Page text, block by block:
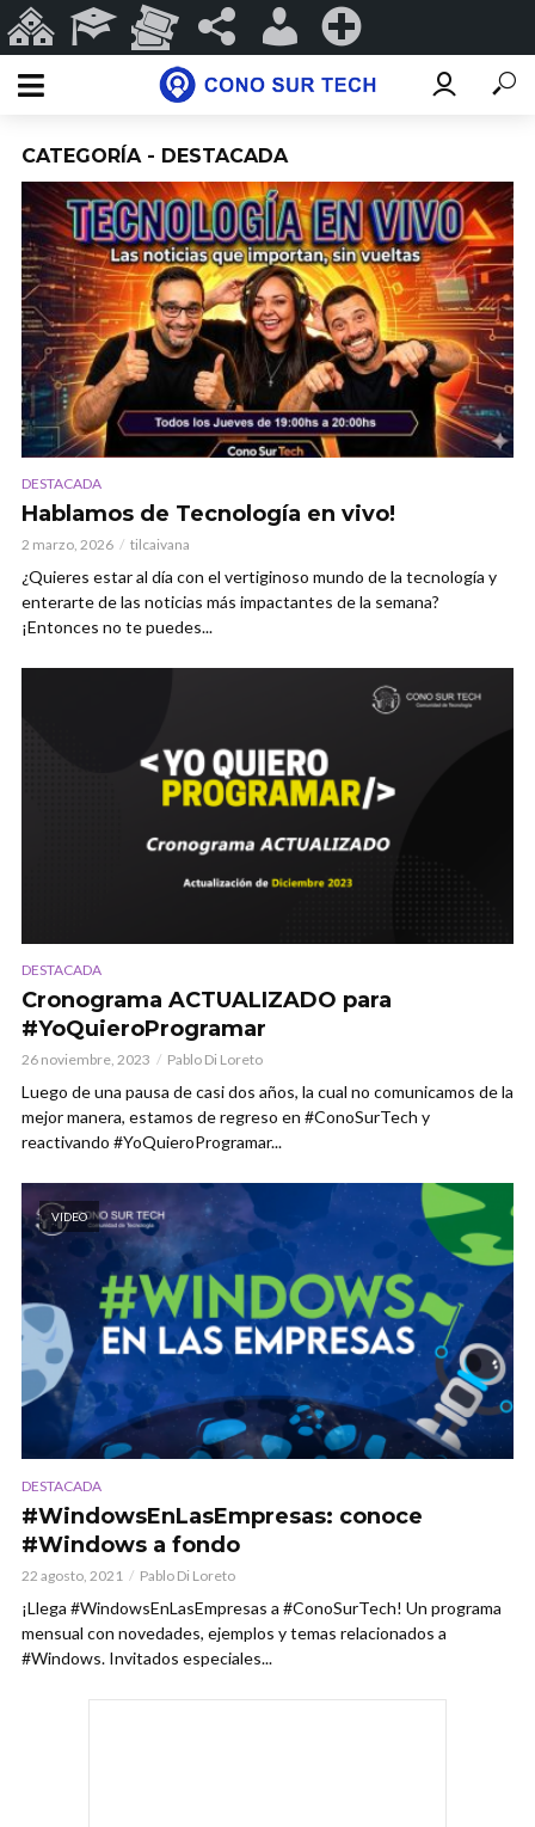
CATEGORÍA - DESTACADA
DESTACADA
Hablamos de Tecnología en vivo!
2 marzo, 2026 tilcaivana
¿Quieres estar al día con el vertiginoso mundo de la tecnología y
enterarte de las noticias más impactantes de la semana?
¡Entonces no te puedes...
DESTACADA
Cronograma ACTUALIZADO para
#YoQuieroProgramar
26 noviembre, 2023 Pablo Di Loreto
Luego de una pausa de casi dos años, la cual no comunicamos de la
mejor manera, estamos de regreso en #ConoSurTech y
reactivando #YoQuieroProgramar...
VIDEO
DESTACADA
#WindowsEnLasEmpresas: conoce
#Windows a fondo
22 agosto, 2021 Pablo Di Loreto
¡Llega #WindowsEnLasEmpresas a #ConoSurTech! Un programa
mensual con novedades, ejemplos y temas relacionados a
#Windows. Invitados especiales...
Sitios
de
ConoSurTech
Programas
Educativos
Eventos
y
Espectáculos
#ConoSurTech
en
redes
Iniciar
sesión